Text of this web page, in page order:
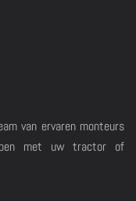
van ervaren monteurs
met uw tractor of